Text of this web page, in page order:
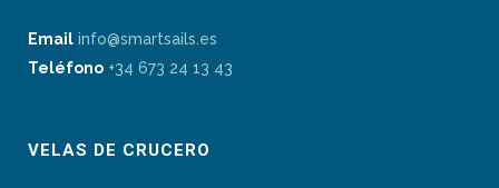
Email info@smartsails.es
Teléfono +34 673 24 13 43
VELAS DE CRUCERO